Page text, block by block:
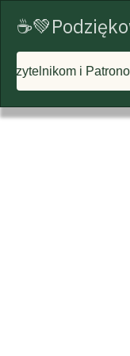
za wsparcie